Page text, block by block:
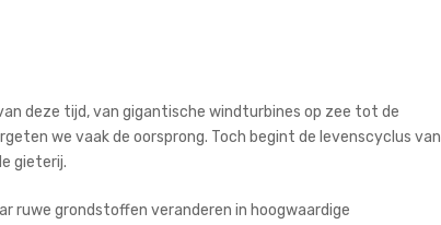
deze tijd, van gigantische windturbines op zee tot de
we vaak de oorsprong. Toch begint de levenscyclus van
gieterij.
ruwe grondstoffen veranderen in hoogwaardige